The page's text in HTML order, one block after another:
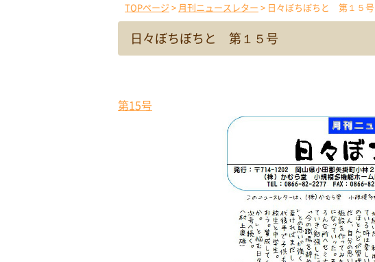
TOPページ > 月刊ニュースレター > 日々ぼちぼちと 第１５号
日々ぼちぼちと 第１５号
第15号